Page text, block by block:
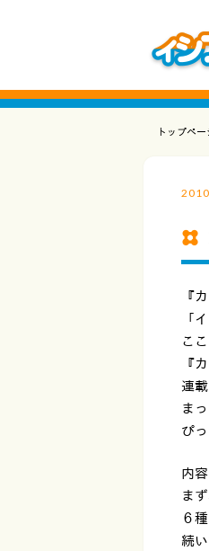
トップペー
『
「
こ
『
連
ま
ぴ
内
ま
６
続